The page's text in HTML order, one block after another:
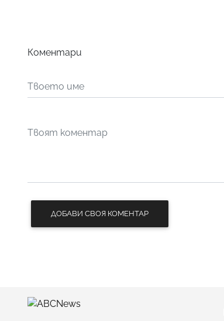
Коментари
ДОБАВИ СВОЯ КОМЕНТАР